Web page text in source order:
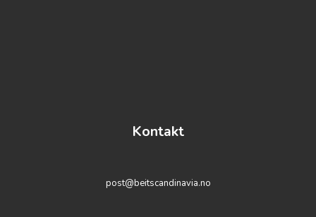
Kontakt
post@beitscandinavia.no